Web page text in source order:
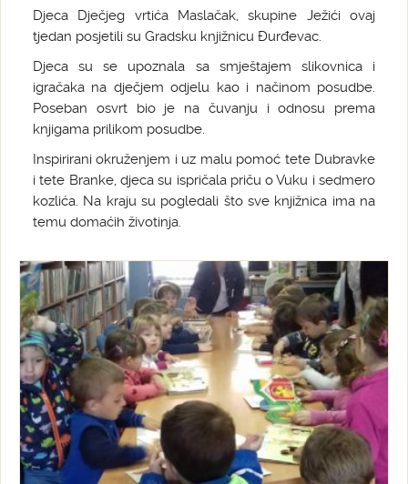
Djeca Dječjeg vrtića Maslačak, skupine Ježići ovaj
tjedan posjetili su Gradsku knjižnicu Đurđevac.
Djeca su se upoznala sa smještajem slikovnica i
igračaka na dječjem odjelu kao i načinom posudbe.
Poseban osvrt bio je na čuvanju i odnosu prema
knjigama prilikom posudbe.
Inspirirani okruženjem i uz malu pomoć tete Dubravke
i tete Branke, djeca su ispričala priču o Vuku i sedmero
kozlića. Na kraju su pogledali što sve knjižnica ima na
temu domaćih životinja.